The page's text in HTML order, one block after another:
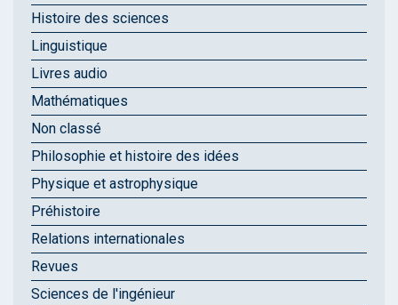
Histoire des sciences
Linguistique
Livres audio
Mathématiques
Non classé
Philosophie et histoire des idées
Physique et astrophysique
Préhistoire
Relations internationales
Revues
Sciences de l'ingénieur